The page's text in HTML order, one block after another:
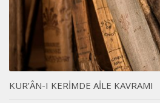
KUR’ÂN-I KERİMDE AİLE KAVRAMI